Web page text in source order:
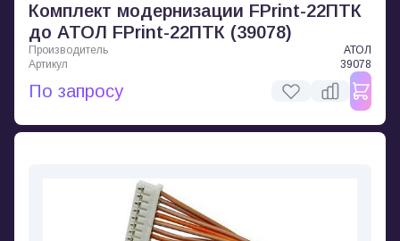
Комплект модернизации FPrint-22ПТК
до АТОЛ FPrint-22ПТК (39078)
Производитель
АТОЛ
Артикул
39078
По запросу